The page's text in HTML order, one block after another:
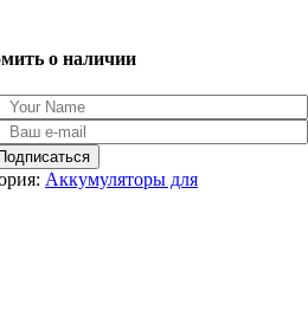
о наличии
Аккумуляторы для